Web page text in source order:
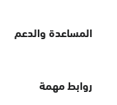
المساعدة والدعم
روابط مهمة